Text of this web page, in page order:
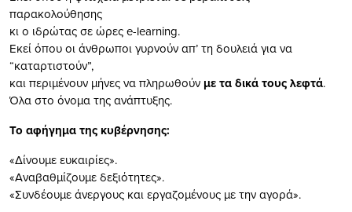
παρακολούθησης
κι ο ιδρώτας σε ώρες e-learning.
Εκεί όπου οι άνθρωποι γυρνούν απ’ τη δουλειά για να
“καταρτιστούν”,
και περιμένουν μήνες να πληρωθούν με τα δικά τους λεφτά.
Όλα στο όνομα της ανάπτυξης.
Το αφήγημα της κυβέρνησης:
«Δίνουμε ευκαιρίες».
«Αναβαθμίζουμε δεξιότητες».
«Συνδέουμε άνεργους και εργαζομένους με την αγορά».